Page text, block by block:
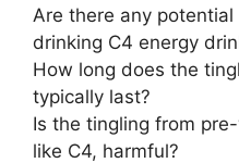
Are there any
drinking C4 energy
How long does the
typically last?
Is the tingling from
like C4, harmful?